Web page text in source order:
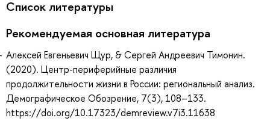
Список литературы
Рекомендуемая основная литература
Алексей Евгеньевич Щур, & Сергей Андреевич Тимонин.
(2020). Центр-периферийные различия
продолжительности жизни в России: региональный анализ.
Демографическое Обозрение, 7(3), 108–133.
https://doi.org/10.17323/demreview.v7i3.11638